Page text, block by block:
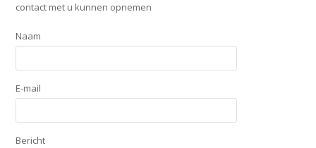
contact met u kunnen opnemen
Naam
E-mail
Bericht